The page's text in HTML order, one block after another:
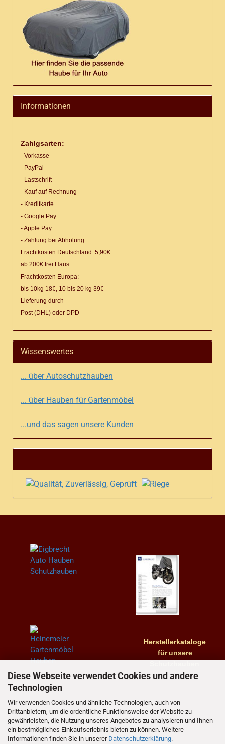
Diese Webseite verwendet Cookies und andere
Technologien
Wir verwenden Cookies und ähnliche Technologien, auch von
Drittanbietern, um die ordentliche Funktionsweise der Website zu
gewährleisten, die Nutzung unseres Angebotes zu analysieren und Ihnen
ein bestmögliches Einkaufserlebnis bieten zu können. Weitere
Informationen finden Sie in unserer Datenschutzerklärung.
Informationen
Zahlgsarten:
- Vorkasse
- PayPal
- Lastschrift
- Kauf auf Rechnung
- Kreditkarte
- Google Pay
- Apple Pay
- Zahlung bei Abholung
Frachtkosten Deutschland: 5,90€
ab 200€ frei Haus
Frachtkosten Europa:
bis 10kg 18€, 10 bis 20 kg 39€
Lieferung durch
Post (DHL) oder DPD
Wissenswertes
... über Autoschutzhauben
... über Hauben für Gartenmöbel
...und das sagen unsere Kunden
Herstellerkataloge
fürunsere